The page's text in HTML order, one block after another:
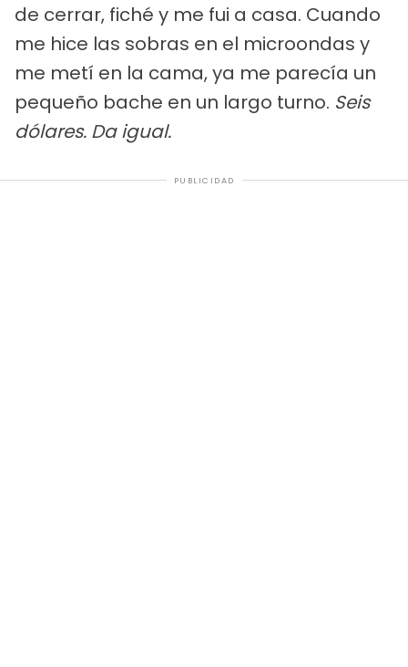
de cerrar, fiché y me fui a casa. Cuando
me hice las sobras en el microondas y
me metí en la cama, ya me parecía un
pequeño bache en un largo turno. Seis
dólares. Da igual.
PUBLICIDAD